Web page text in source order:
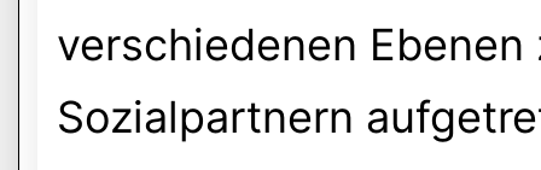
verschiedenen
Sozialpartnern